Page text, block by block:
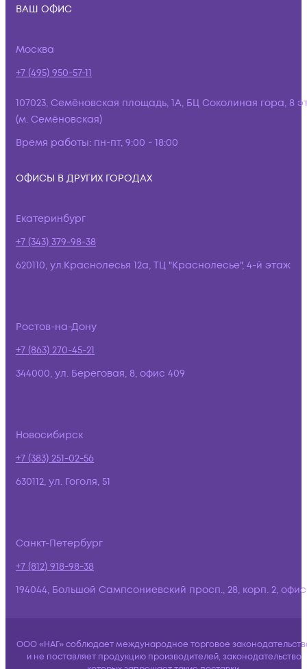
ВАШ ОФИС
Москва
+7 (495) 950-57-11
107023, Семёновская площадь, 1А, БЦ Соколиная гора, 8
(м. Семёновская)
Время работы: пн-пт, 9:00 - 18:00
ОФИСЫ В ДРУГИХ ГОРОДАХ
Екатеринбург
+7 (343) 379-98-38
620110, ул.Краснолесья 12а, ТЦ "Краснолесье", 4-й этаж
Ростов-на-Дону
+7 (863) 270-45-21
344000, ул. Береговая, 8, офис 409
Новосибирск
+7 (383) 251-02-56
630112, ул. Гоголя, 51
Санкт-Петербург
+7 (812) 918-98-38
194044, Большой Сампсониевский просп., 28, корп. 2,
ООО «НАГ» соблюдает международное торговое
и не поставляет продукцию производителей, законодательство